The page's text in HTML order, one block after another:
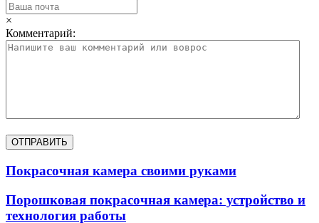
×
Комментарий:
Покрасочная камера своими руками
Порошковая покрасочная камера: устройство и
технология работы